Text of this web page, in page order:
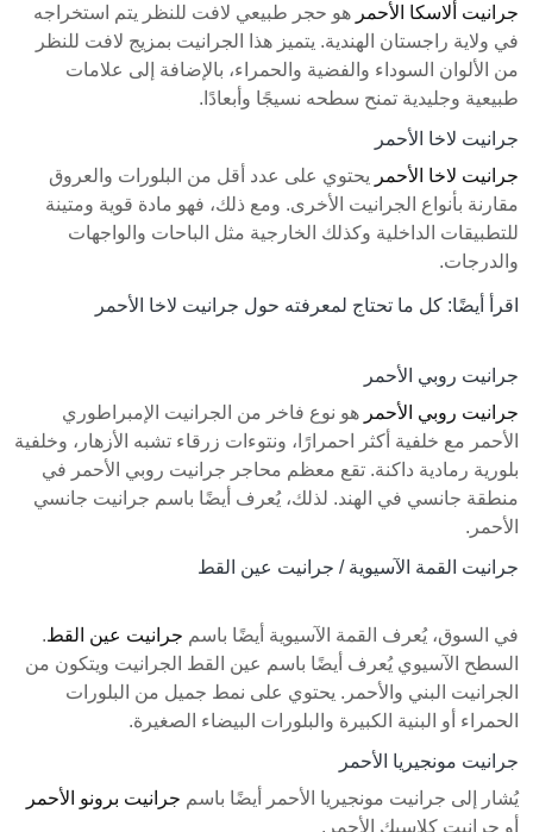
جرانيت ألاسكا الأحمر هو حجر طبيعي لافت للنظر يتم استخراجه
في ولاية راجستان الهندية. يتميز هذا الجرانيت بمزيج لافت للنظر
من الألوان السوداء والفضية والحمراء، بالإضافة إلى علامات
طبيعية وجليدية تمنح سطحه نسيجًا وأبعادًا.
جرانيت لاخا الأحمر
جرانيت لاخا الأحمر يحتوي على عدد أقل من البلورات والعروق
مقارنة بأنواع الجرانيت الأخرى. ومع ذلك، فهو مادة قوية ومتينة
للتطبيقات الداخلية وكذلك الخارجية مثل الباحات والواجهات
والدرجات.
اقرأ أيضًا: كل ما تحتاج لمعرفته حول جرانيت لاخا الأحمر
جرانيت روبي الأحمر
جرانيت روبي الأحمر هو نوع فاخر من الجرانيت الإمبراطوري
الأحمر مع خلفية أكثر احمرارًا، ونتوءات زرقاء تشبه الأزهار، وخلفية
بلورية رمادية داكنة. تقع معظم محاجر جرانيت روبي الأحمر في
منطقة جانسي في الهند. لذلك، يُعرف أيضًا باسم جرانيت جانسي
الأحمر.
جرانيت القمة الآسيوية / جرانيت عين القط
في السوق، يُعرف القمة الآسيوية أيضًا باسم جرانيت عين القط.
السطح الآسيوي يُعرف أيضًا باسم عين القط الجرانيت ويتكون من
الجرانيت البني والأحمر. يحتوي على نمط جميل من البلورات
الحمراء أو البنية الكبيرة والبلورات البيضاء الصغيرة.
جرانيت مونجيريا الأحمر
يُشار إلى جرانيت مونجيريا الأحمر أيضًا باسم جرانيت برونو الأحمر
أو جرانيت كلاسيك الأحمر.